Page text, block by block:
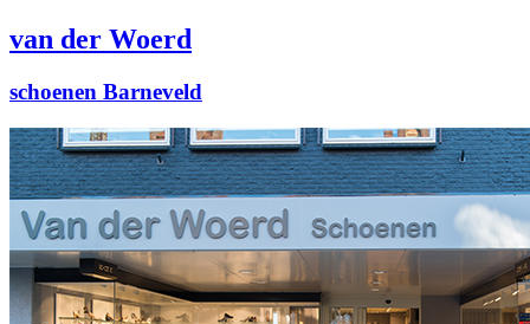
van der Woerd
schoenen Barneveld